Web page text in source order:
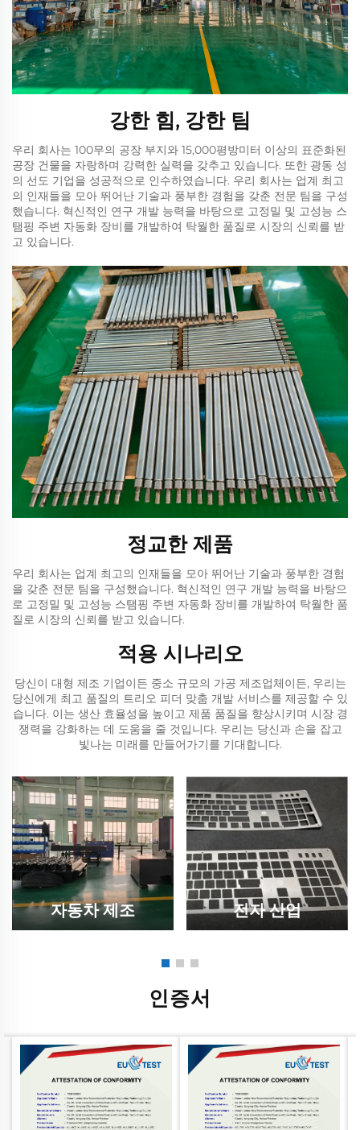
강한 힘, 강한 팀
우리 회사는 100무의 공장 부지와 15,000평방미터 이상의 표준화된
공장 건물을 자랑하며 강력한 실력을 갖추고 있습니다. 또한 광동 성
의 선도 기업을 성공적으로 인수하였습니다. 우리 회사는 업계 최고
의 인재들을 모아 뛰어난 기술과 풍부한 경험을 갖춘 전문 팀을 구성
했습니다. 혁신적인 연구 개발 능력을 바탕으로 고정밀 및 고성능 스
탬핑 주변 자동화 장비를 개발하여 탁월한 품질로 시장의 신뢰를 받
고 있습니다.
정교한 제품
우리 회사는 업계 최고의 인재들을 모아 뛰어난 기술과 풍부한 경험
을 갖춘 전문 팀을 구성했습니다. 혁신적인 연구 개발 능력을 바탕으
로 고정밀 및 고성능 스탬핑 주변 자동화 장비를 개발하여 탁월한 품
질로 시장의 신뢰를 받고 있습니다.
적용 시나리오
당신이 대형 제조 기업이든 중소 규모의 가공 제조업체이든, 우리는
당신에게 최고 품질의 트리오 피더 맞춤 개발 서비스를 제공할 수 있
습니다. 이는 생산 효율성을 높이고 제품 품질을 향상시키며 시장 경
쟁력을 강화하는 데 도움을 줄 것입니다. 우리는 당신과 손을 잡고
빛나는 미래를 만들어가기를 기대합니다.
자동차 제조 전자 산업
인증서